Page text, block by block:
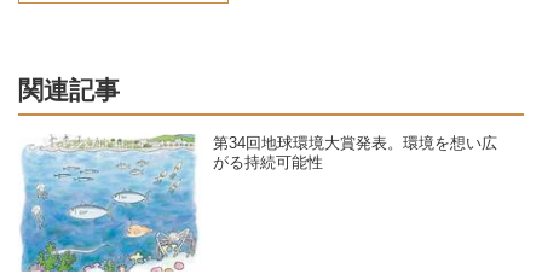
関連記事
第34回地球環境大賞発表。環境を想い広
がる持続可能性